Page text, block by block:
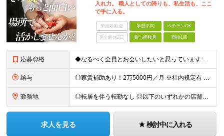
入れ力。 職人としての誇りも、私生活も、ここ
で手に入る。
未経験歓迎 学歴不問 ベテランOK
完全週休2日 賞与複数月 面接1回
応募資格 ◆なるべく全員とお会いしたいと思っています！◆経験浅めの方も大歓迎です！ ■寿司職人としての経験がある方 ■学歴不問 ＼こんな方にピッタリ！／ ◎寿司が好きで、技術をもっと磨いていきたい方 ◎明る
給与 ◎家賃補助あり！2万5000円／月 ※社内規定有 ┗実質の手取りが増える嬉しい補助です。 ◎報奨金あり！ ┗社内・社外コンテストで店舗と個人を表彰。賞金は2万円～10万円です！ ◎資格取得支援あり
勤務地 ◎転居を伴う転勤なし ◎以下のいずれかの店舗への配属となります 【東京都】 ■まぐろ問屋 三浦三崎港 恵み ┗ハラカド店 ┗渋谷ヒカリエ店 ■まぐろ問屋 三浦三崎港 ┗上野店 【神奈川県】 ■ま
求人を見る 検討中に入れる